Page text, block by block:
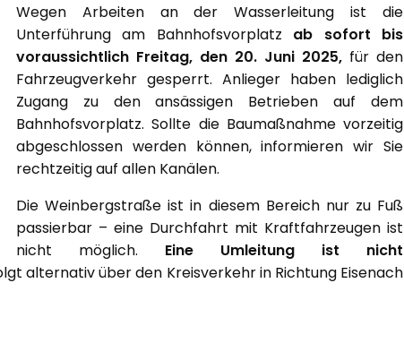
Wegen Arbeiten an der Wasserleitung ist die
Unterführung am Bahnhofsvorplatz ab sofort bis
voraussichtlich Freitag, den 20. Juni 2025, für den
Fahrzeugverkehr gesperrt. Anlieger haben lediglich
Zugang zu den ansässigen Betrieben auf dem
Bahnhofsvorplatz. Sollte die Baumaßnahme vorzeitig
abgeschlossen werden können, informieren wir Sie
rechtzeitig auf allen Kanälen.
Die Weinbergstraße ist in diesem Bereich nur zu Fuß
passierbar – eine Durchfahrt mit Kraftfahrzeugen ist
nicht möglich. Eine Umleitung ist nicht
alternativ über den Kreisverkehr in Richtung Eisenach